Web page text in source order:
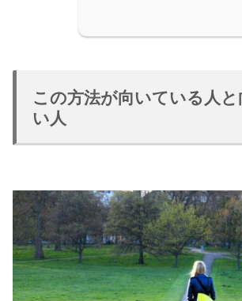
この方法が向いている人
い人